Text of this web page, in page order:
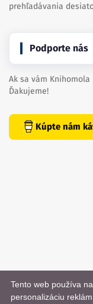
prehľadávania
Podporte nás
Ak sa vám
Ďakujeme!
Kúpte nám
created by
Tento web používa
personalizáciu